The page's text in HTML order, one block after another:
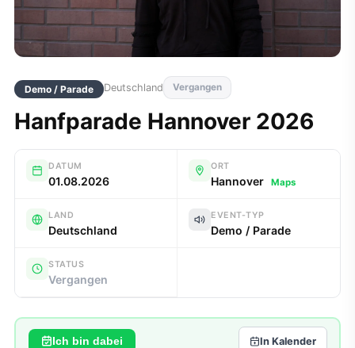
Demo / Parade Deutschland Vergangen
Hanfparade Hannover 2026
DATUM
01.08.2026
ORT
Hannover Maps
LAND
Deutschland
EVENT-TYP
Demo / Parade
STATUS
Vergangen
Ich bin dabei In Kalender